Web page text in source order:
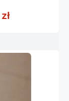
złZakres cen: